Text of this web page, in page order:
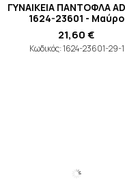
ΓΥΝΑΙΚΕΙΑ ΠΑΝΤΟΦΛΑ
1624-23601 - Μαύρο
21,60 €
Κωδικός: 1624-23601-29-1